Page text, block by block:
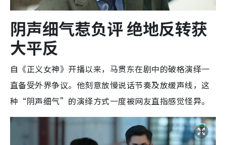
阴声细气惹负评 绝地反转获
大平反
自《正义女神》开播以来，马贯东在剧中的破格演绎一
直备受外界争议。他刻意放慢说话节奏及放缓声线，这
种“阴声细气”的演绎方式一度被网友直指感觉怪异。